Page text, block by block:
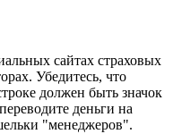
сайтах страховых
Убедитесь, что
должен быть значок
деньги на
"менеджеров".